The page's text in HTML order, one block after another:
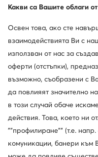
още 15% Код: SUMMER
Hunter
Какви са Вашите облаги
Освен това, ако сте
взаимодействията Ви с
използван от нас за
оферти (отстъпки),
възможно, съобразени с
да повлияят значително
в този случай обаче
действия. Това, което ни
""профилиране"" (т.е.
комуникации, банери към